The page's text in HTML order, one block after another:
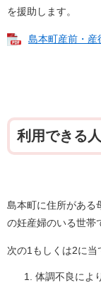
を援助します。
島本町産前・産
利用できる人
島本町に住所がある
の妊産婦のいる世帯
次の1もしくは2に当
体調不良によ